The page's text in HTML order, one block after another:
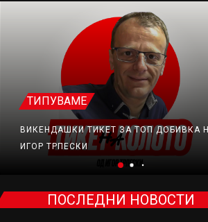
ТИПУВАМЕ
ВИКЕНДАШКИ ТИКЕТ ЗА ТОП ДОБИВКА
ИГОР ТРПЕСКИ
ПОСЛЕДНИ НОВОСТИ